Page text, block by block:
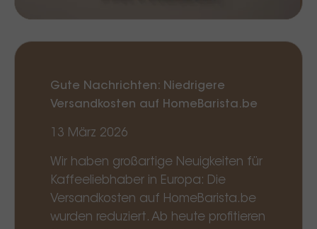
Gute Nachrichten: Niedrigere
Versandkosten auf HomeBarista.be
13 März 2026
Wir haben großartige Neuigkeiten für
Kaffeeliebhaber in Europa: Die
Versandkosten auf HomeBarista.be
wurden reduziert. Ab heute profitieren